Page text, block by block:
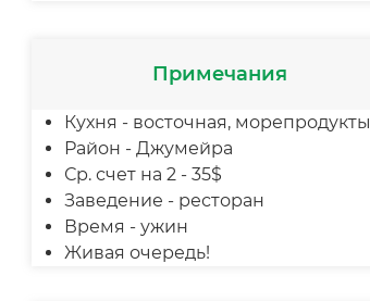
Примечания
Кухня - восточная, морепродукты
Район - Джумейра
Ср. счет на 2 - 35$
Заведение - ресторан
Время - ужин
Живая очередь!